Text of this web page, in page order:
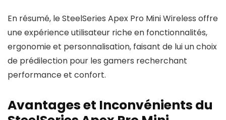
En résumé, le SteelSeries Apex Pro Mini Wireless offre
une expérience utilisateur riche en fonctionnalités,
ergonomie et personnalisation, faisant de lui un choix
de prédilection pour les gamers recherchant
performance et confort.
Avantages et Inconvénients du